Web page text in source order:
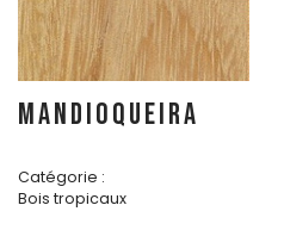
MANDIOQUEIRA
Catégorie :
Bois tropicaux